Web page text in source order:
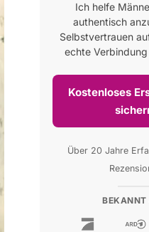
Ich helfe
authentisch
Selbstvertrauen
echte
Kostenloses
Über 20 Jahre
BEKANNT